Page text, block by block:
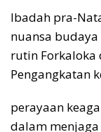
Ibadah pra-
nuansa
rutin Forkaloka
Pengangkatan
perayaan
dalam